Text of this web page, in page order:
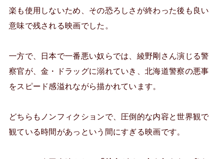
楽も使用しないため、その恐ろしさが終わった後も良い
意味で残される映画でした。
一方で、日本で一番悪い奴らでは、綾野剛さん演じる警
察官が、金・ドラッグに溺れていき、北海道警察の悪事
をスピード感溢れながら描かれています。
どちらもノンフィクションで、圧倒的な内容と世界観で
観ている時間があっという間にすぎる映画です。